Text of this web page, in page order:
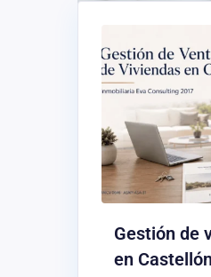
Gestión de
en